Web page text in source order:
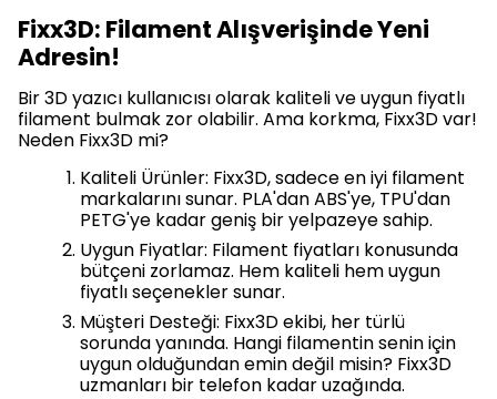
Fixx3D: Filament Alışverişinde Yeni
Adresin!
Bir 3D yazıcı kullanıcısı olarak kaliteli ve uygun fiyatlı
filament bulmak zor olabilir. Ama korkma, Fixx3D var!
Neden Fixx3D mi?
Kaliteli Ürünler: Fixx3D, sadece en iyi filament
markalarını sunar. PLA'dan ABS'ye, TPU'dan
PETG'ye kadar geniş bir yelpazeye sahip.
Uygun Fiyatlar: Filament fiyatları konusunda
bütçeni zorlamaz. Hem kaliteli hem uygun
fiyatlı seçenekler sunar.
Müşteri Desteği: Fixx3D ekibi, her türlü
sorunda yanında. Hangi filamentin senin için
uygun olduğundan emin değil misin? Fixx3D
uzmanları bir telefon kadar uzağında.